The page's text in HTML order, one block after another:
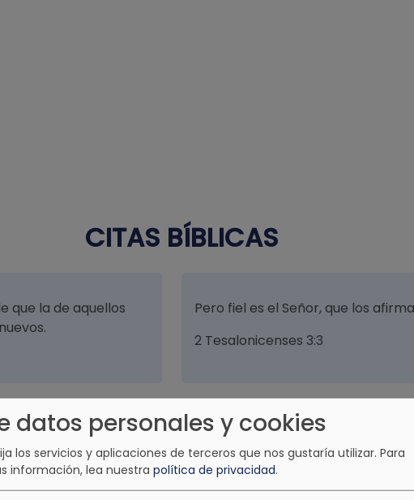
CITAS BÍBLICAS
que la de aquellos
Pero fiel es el Señor, que los
2 Tesalonicenses 3:3
y esperaré en tu
santos.
Hijo mío, no menosprecies la
de su corrección.
Proverbios 3:11
datos personales y cookies
los servicios y aplicaciones de terceros que nos gustaría utilizar. Para
información, lea nuestra política de privacidad.